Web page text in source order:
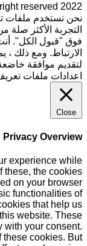
reserved 2022
نحن نستخدم ملفات
التجربة الأكثر صلة
فوق "قبول الكل".
الارتباط. ومع ذلك ،
لتقديم موافقة
اعدادات ملفات
Close
Privacy Overview
experience while
these, the cookies
on your browser
functionalities of
that help us
website. These
with your consent.
these cookies. But